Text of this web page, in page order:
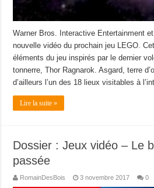
Warner Bros. Interactive Entertainment
nouvelle vidéo du prochain jeu LEGO.
éléments du jeu inspirés par le dernier
tonnerre, Thor Ragnarok. Asgard, terre
d’ailleurs l’un des 18 lieux visitables à
Lire la suite »
Dossier : Jeux vidéo – Le
passée
RomainDesBois 3 novembre 2017 0